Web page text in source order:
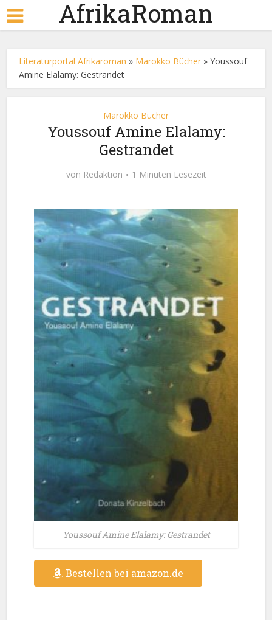
AfrikaRoman
Literaturportal Afrikaroman » Marokko Bücher »Youssouf
Amine Elalamy: Gestrandet
Marokko Bücher
Youssouf Amine Elalamy:
Gestrandet
von Redaktion 1 Minuten Lesezeit
Youssouf Amine Elalamy: Gestrandet
Bestellen bei amazon.de